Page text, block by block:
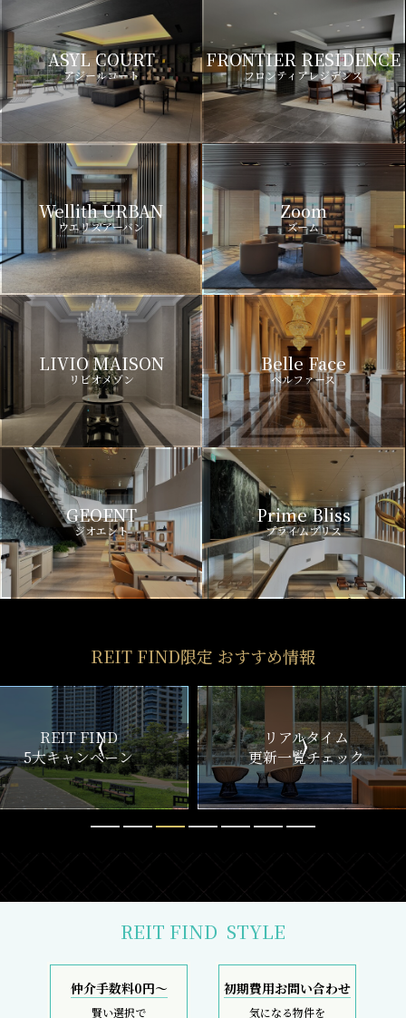
ASYL COURT
アジールコート
FRONTIER RESIDENCE
フロンティアレジデンス
Wellith URBAN
ウエリスアーバン
Zoom
ズーム
LIVIO MAISON
リビオメゾン
Belle Face
ベルファース
GEOENT
ジオエント
Prime Bliss
プライムブリス
REIT FIND限定 おすすめ情報
ン
リアルタイム
更新一覧チェック
新
REIT FIND STYLE
仲介手数料0円～
賢い選択で
初期費用お問い合わせ
気になる物件を